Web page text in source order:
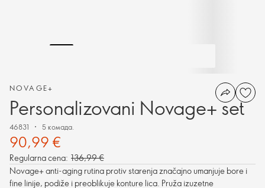
NOVAGE+
Personalizovani Novage+ set
46831 5 комада.
90,99 €
Regularna cena: 136,99 €
Novage+ anti-aging rutina protiv starenja značajno umanjuje bore i
fine linije, podiže i preoblikuje konture lica. Pruža izuzetne